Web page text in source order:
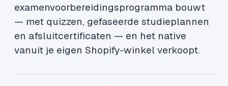
examenvoorbereidingsprogramma bouwt
— met quizzen, gefaseerde studieplannen
en afsluitcertificaten — en het native
vanuit je eigen Shopify-winkel verkoopt.